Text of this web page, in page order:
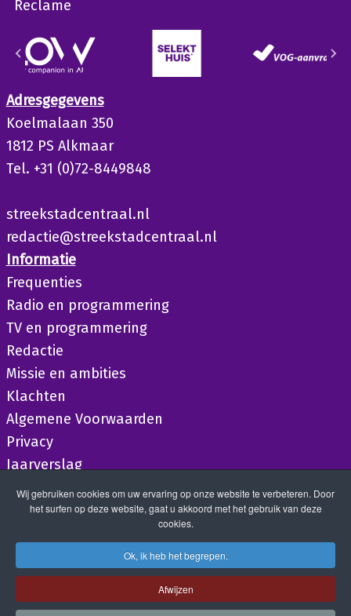
Reclame
Adresgegevens
Koelmalaan 350
1812 PS Alkmaar
Tel. +31 (0)72-8449848
streekstadcentraal.nl
redactie@streekstadcentraal.nl
Informatie
Frequenties
Radio en programmering
TV en programmering
Redactie
Missie en ambities
Klachten
Algemene Voorwaarden
Privacy
Jaarverslag
Wij gebruiken cookies om uw ervaring op onze website te verbeteren. Door
het surfen op deze website, gaat u akkoord met het gebruik van deze
cookies.
Ok, ik heb het begrepen.
Afwijzen